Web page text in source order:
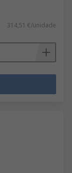
314,51 €/unidade